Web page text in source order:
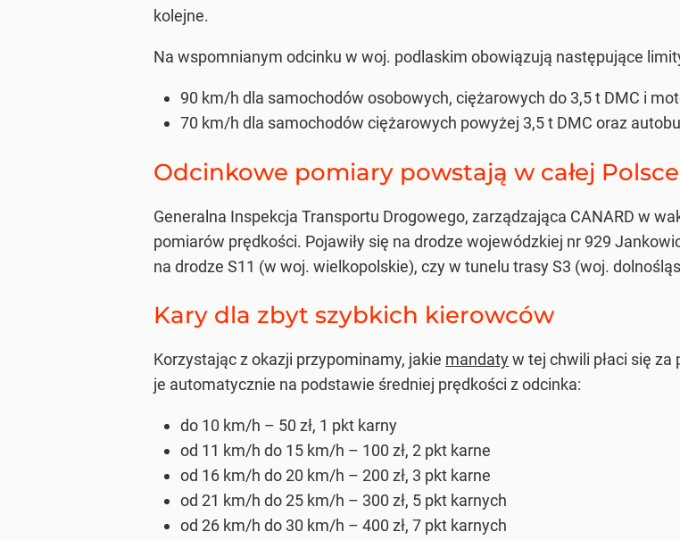
kolejne.
Na wspomnianym odcinku w woj. podlaskim obowiązują następujące
90 km/h dla samochodów osobowych, ciężarowych do 3,5 t DMC i
70 km/h dla samochodów ciężarowych powyżej 3,5 t DMC oraz
Odcinkowe pomiary powstają w całej Polsce
Generalna Inspekcja Transportu Drogowego, zarządzająca CANARD w
pomiarów prędkości. Pojawiły się na drodze wojewódzkiej nr 929
na drodze S11 (w woj. wielkopolskie), czy w tunelu trasy S3 (woj.
Kary dla zbyt szybkich kierowców
Korzystając z okazji przypominamy, jakie mandatyw tej chwili płaci się
je automatycznie na podstawie średniej prędkości z odcinka:
do 10 km/h – 50 zł, 1 pkt karny
od 11 km/h do 15 km/h – 100 zł, 2 pkt karne
od 16 km/h do 20 km/h – 200 zł, 3 pkt karne
od 21 km/h do 25 km/h – 300 zł, 5 pkt karnych
od 26 km/h do 30 km/h – 400 zł, 7 pkt karnych